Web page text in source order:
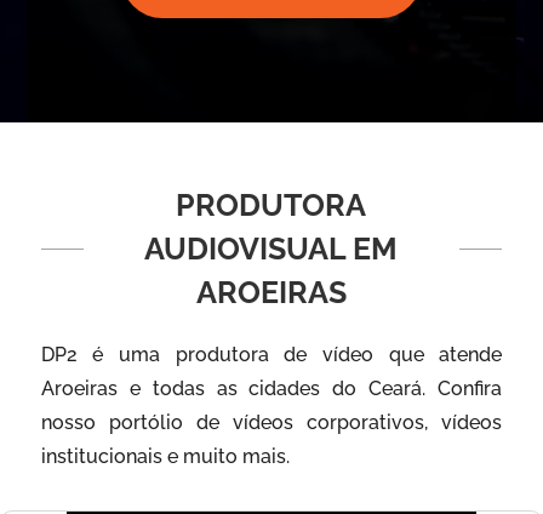
PRODUTORA
AUDIOVISUAL EM
AROEIRAS
DP2 é uma produtora de vídeo que atende
Aroeiras e todas as cidades do Ceará. Confira
nosso portólio de vídeos corporativos, vídeos
institucionais e muito mais.